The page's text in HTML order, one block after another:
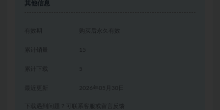
其他信息
有效期 购买后永久有效
累计销量 15
累计下载 5
2026年05月30日
下载遇到问题？可联系客服或留言反馈